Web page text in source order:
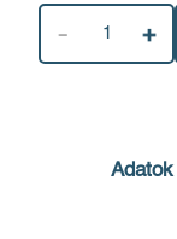
1
Adatok